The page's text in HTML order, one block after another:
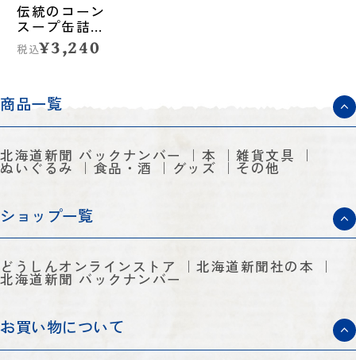
伝統のコーン
スープ缶詰／6
缶セット◆札
幌グランドホ
税込¥3,240
商品一覧
北海道新聞 バックナンバー 本 雑貨文具
ぬいぐるみ 食品・酒 グッズ その他
ショップ一覧
どうしんオンラインストア 北海道新聞社の本
北海道新聞 バックナンバー
お買い物について